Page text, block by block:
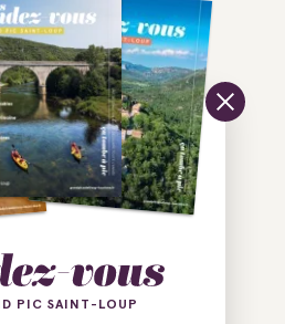
de voyage
PIC SAINT-LOUP